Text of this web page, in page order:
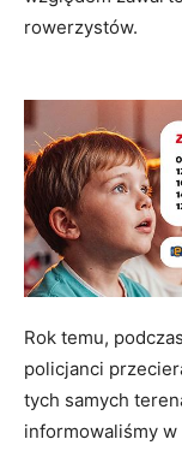
rowerzystów.
Rok temu,
policjanci
tych samych
informowaliśmy w